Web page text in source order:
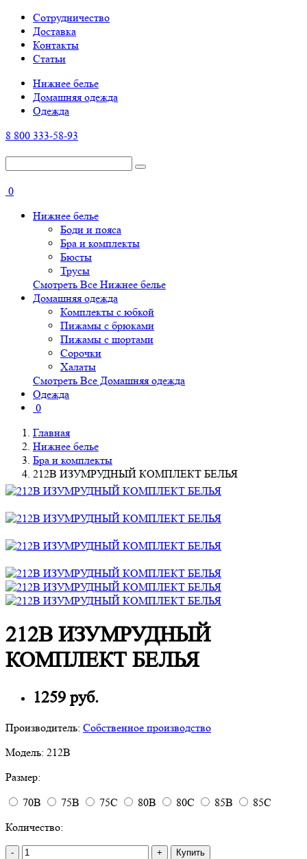
Cотрудничество
Доставка
Контакты
Статьи
Нижнее белье
Домашняя одежда
Одежда
8 800 333-58-93
0
Нижнее белье
Боди и пояса
Бра и комплекты
Бюсты
Трусы
Смотреть Все Нижнее белье
Домашняя одежда
Комплекты с юбкой
Пижамы с брюками
Пижамы с шортами
Сорочки
Халаты
Смотреть Все Домашняя одежда
Одежда
0
Главная
Нижнее белье
Бра и комплекты
212B ИЗУМРУДНЫЙ КОМПЛЕКТ БЕЛЬЯ
212B ИЗУМРУДНЫЙ
КОМПЛЕКТ БЕЛЬЯ
1259 руб.
Производитель: Собственное производство
Модель: 212B
Размер:
70B
75B 75C 80B 80C 85B
85C
Количество:
- + Купить